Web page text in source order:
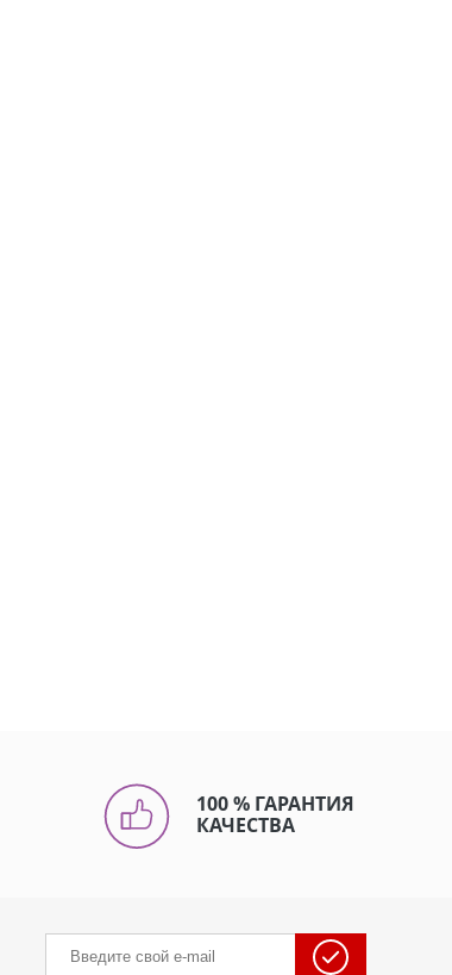
100 % ГАРАНТИЯ
КАЧЕСТВА